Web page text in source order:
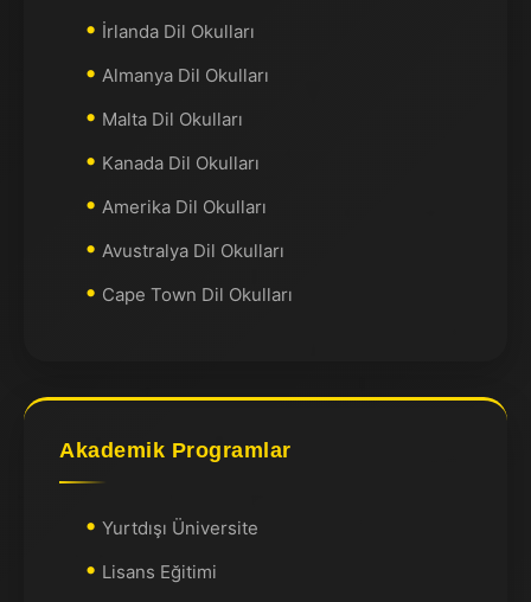
İrlanda Dil Okulları
Almanya Dil Okulları
Malta Dil Okulları
Kanada Dil Okulları
Amerika Dil Okulları
Avustralya Dil Okulları
Cape Town Dil Okulları
Akademik Programlar
Yurtdışı Üniversite
Lisans Eğitimi